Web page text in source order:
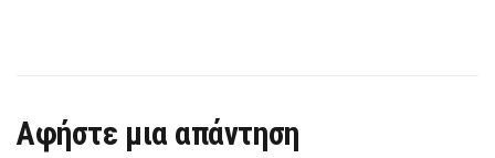
Αφήστε μια απάντηση